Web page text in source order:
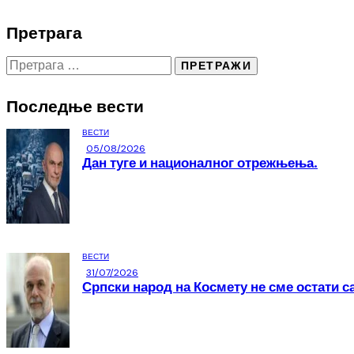
Претрага
Последње вести
ВЕСТИ
05/08/2026
Дан туге и националног отрежњења.
ВЕСТИ
31/07/2026
Српски народ на Космету не сме остати